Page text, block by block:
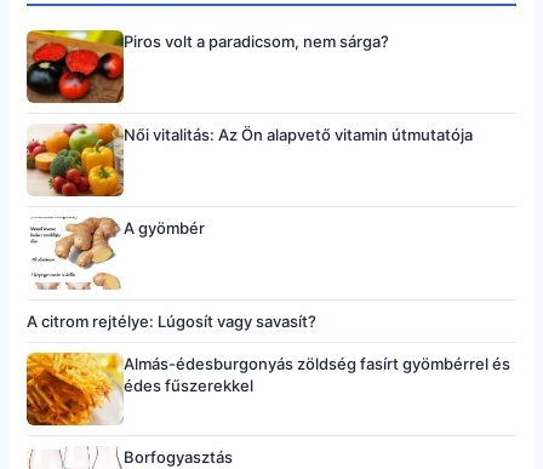
Piros volt a paradicsom, nem sárga?
Női vitalitás: Az Ön alapvető vitamin útmutatója
A gyömbér
A citrom rejtélye: Lúgosít vagy savasít?
Almás-édesburgonyás zöldség fasírt gyömbérrel és
édes fűszerekkel
Borfogyasztás